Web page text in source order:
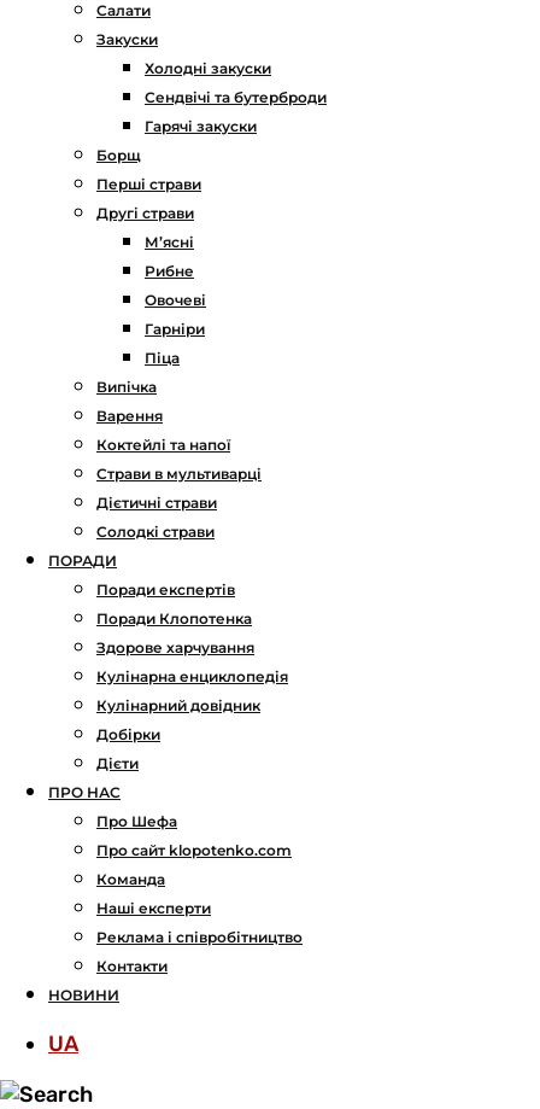
Салати
Закуски
Холодні закуски
Сендвічі та бутерброди
Гарячі закуски
Борщ
Перші страви
Другі страви
М’ясні
Рибне
Овочеві
Гарніри
Піца
Випічка
Варення
Коктейлі та напої
Страви в мультиварці
Дієтичні страви
Солодкі страви
ПОРАДИ
Поради експертів
Поради Клопотенка
Здорове харчування
Кулінарна енциклопедія
Кулінарний довідник
Добірки
Дієти
ПРО НАС
Про Шефа
Про сайт klopotenko.com
Команда
Наші експерти
Реклама і співробітництво
Контакти
НОВИНИ
UA